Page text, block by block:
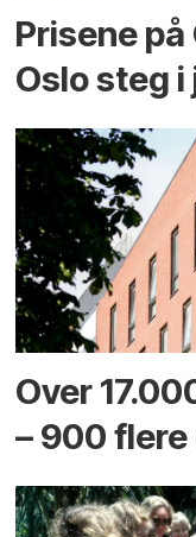
Prisene
Oslo steg i
Over
– 900 flere